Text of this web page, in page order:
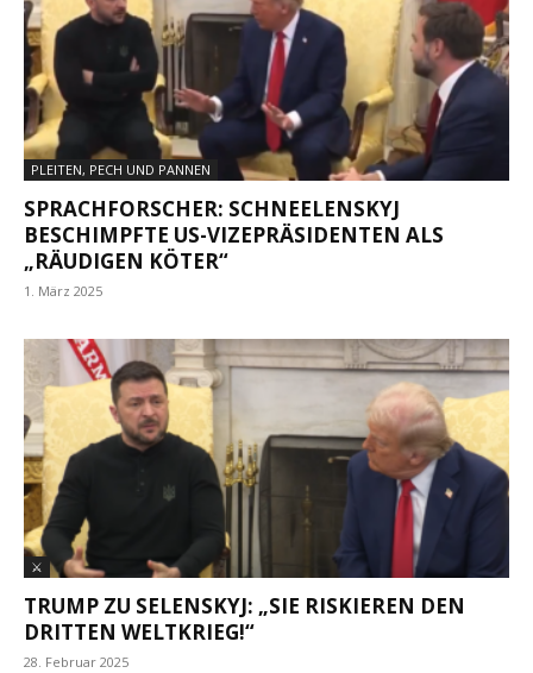
PLEITEN, PECH UND PANNEN
SPRACHFORSCHER: SCHNEELENSKYJ
BESCHIMPFTE US-VIZEPRÄSIDENTEN ALS
„RÄUDIGEN KÖTER“
1. März 2025
⚔
TRUMP ZU SELENSKYJ: „SIE RISKIEREN DEN
DRITTEN WELTKRIEG!“
28. Februar 2025